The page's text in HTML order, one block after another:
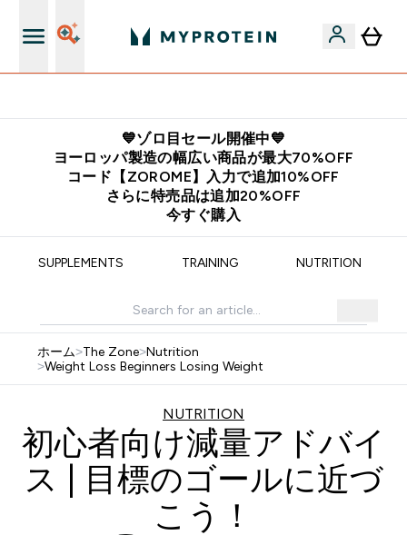
💙ゾロ目セール開催中💙
ヨーロッパ製造の幅広い商品が最大70%OFF
コード【ZOROME】入力で追加10%OFF
さらに特売品は追加20%OFF
今すぐ購入
SUPPLEMENTS TRAINING NUTRITION
ホーム>The Zone>Nutrition
>Weight Loss Beginners Losing Weight
NUTRITION
初心者向け減量アドバイ
ス | 目標のゴールに近づ
こう！